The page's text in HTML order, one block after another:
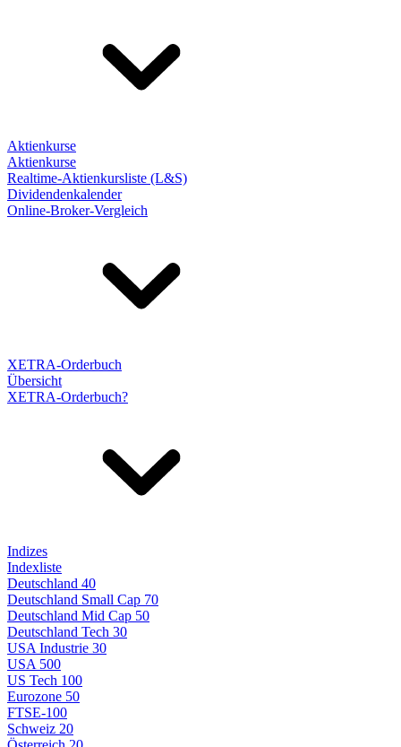
Aktienkurse
Aktienkurse
Realtime-Aktienkursliste (L&S)
Dividendenkalender
Online-Broker-Vergleich
XETRA-Orderbuch
Übersicht
XETRA-Orderbuch?
Indizes
Indexliste
Deutschland 40
Deutschland Small Cap 70
Deutschland Mid Cap 50
Deutschland Tech 30
USA Industrie 30
USA 500
US Tech 100
Eurozone 50
FTSE-100
Schweiz 20